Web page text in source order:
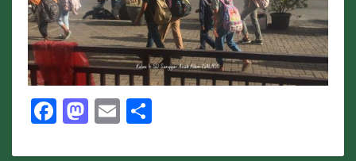
Facebook
Mastodon
Email